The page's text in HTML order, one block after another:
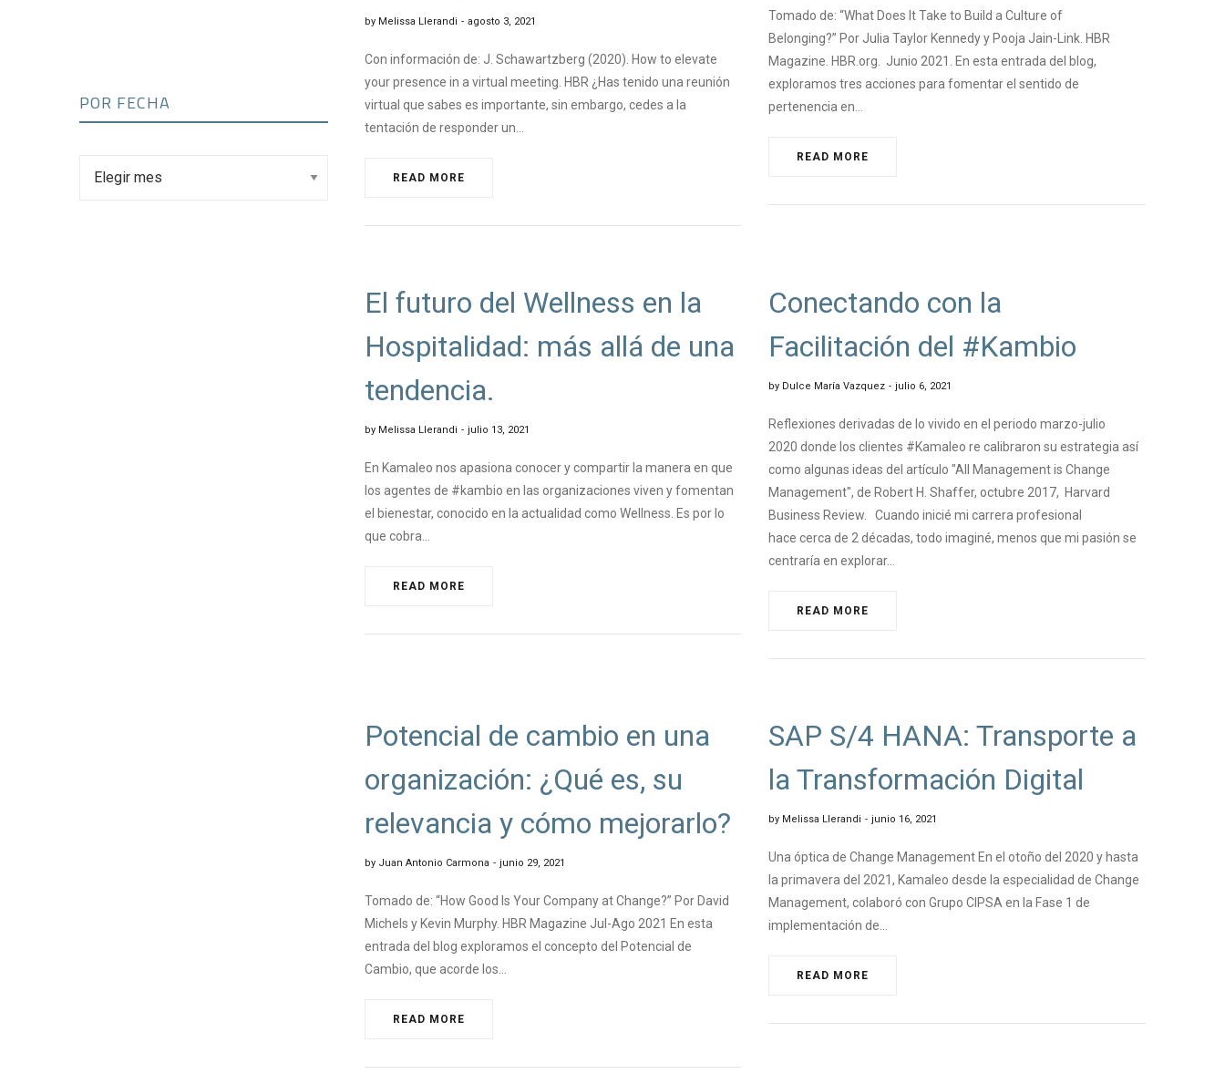
POR FECHA
by Melissa Llerandi agosto 3, 2021
Con información de: J. Schawartzberg (2020). How to elevate
your presence in a virtual meeting. HBR ¿Has tenido una reunión
virtual que sabes es importante, sin embargo, cedes a la
tentación de responder un…
READ MORE
Tomado de: “What Does It Take to Build a Culture of
Belonging?” Por Julia Taylor Kennedy y Pooja Jain-Link. HBR
Magazine. HBR.org. Junio 2021. En esta entrada del blog,
exploramos tres acciones para fomentar el sentido de
pertenencia en…
READ MORE
El futuro del Wellness en la
Hospitalidad: más allá de una
tendencia.
by Melissa Llerandi julio 13, 2021
En Kamaleo nos apasiona conocer y compartir la manera en que
los agentes de #kambio en las organizaciones viven y fomentan
el bienestar, conocido en la actualidad como Wellness. Es por lo
que cobra…
READ MORE
Conectando con la
Facilitación del #Kambio
by Dulce María Vazquez julio 6, 2021
Reflexiones derivadas de lo vivido en el periodo marzo-julio
2020 donde los clientes #Kamaleo re calibraron su estrategia así
como algunas ideas del artículo "All Management is Change
Management", de Robert H. Shaffer, octubre 2017, Harvard
Business Review. Cuando inicié mi carrera profesional
hace cerca de 2 décadas, todo imaginé, menos que mi pasión se
centraría en explorar…
READ MORE
Potencial de cambio en una
organización: ¿Qué es, su
relevancia y cómo mejorarlo?
by Juan Antonio Carmona junio 29, 2021
Tomado de: “How Good Is Your Company at Change?” Por David
Michels y Kevin Murphy. HBR Magazine Jul-Ago 2021 En esta
entrada del blog exploramos el concepto del Potencial de
Cambio, que acorde los…
READ MORE
SAP S/4 HANA: Transporte a
la Transformación Digital
by Melissa Llerandi junio 16, 2021
Una óptica de Change Management En el otoño del 2020 y hasta
la primavera del 2021, Kamaleo desde la especialidad de Change
Management, colaboró con Grupo CIPSA en la Fase 1 de
implementación de…
READ MORE